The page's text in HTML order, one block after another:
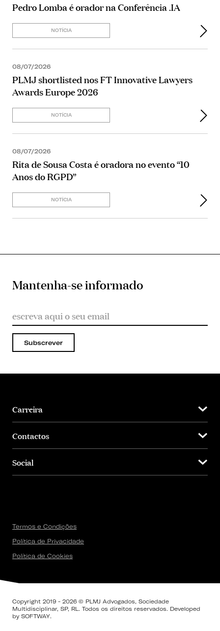
Pedro Lomba é orador na Conferência .IA
NOTÍCIA
08/07/2026
PLMJ shortlisted nos FT Innovative Lawyers
Awards Europe 2026
NOTÍCIA
08/07/2026
Rita de Sousa Costa é oradora no evento “10
Anos do RGPD”
NOTÍCIA
Mantenha-se informado
Subscrever
Carreira
Contactos
Social
Termos e Condições
Política de Privacidade
Política de Cookies
Copyright 2019 - 2026 © PLMJ Advogados, Sociedade
Multidisciplinar, SP, RL. Todos os direitos reservados. Developed
by SOFTWAY.